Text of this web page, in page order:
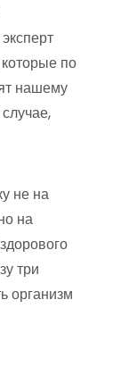
по
нашему
не на
на
три
организм